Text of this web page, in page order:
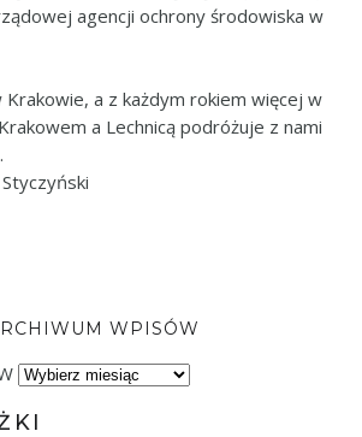
agencji ochrony środowiska w
a z każdym rokiem więcej w
a Lechnicą podróżuje z nami
WPISÓW